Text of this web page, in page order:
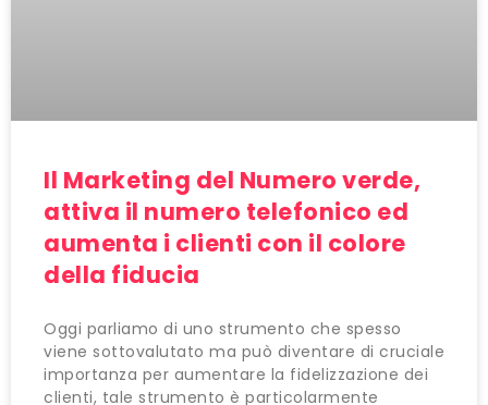
Il Marketing del Numero verde,
attiva il numero telefonico ed
aumenta i clienti con il colore
della fiducia
Oggi parliamo di uno strumento che spesso
viene sottovalutato ma può diventare di cruciale
importanza per aumentare la fidelizzazione dei
clienti, tale strumento è particolarmente